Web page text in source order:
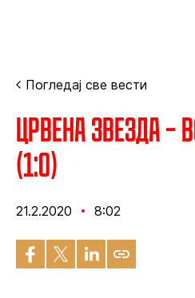
Погледај све вести
Црвена звезда –
(1:0)
21.2.2020 8:02